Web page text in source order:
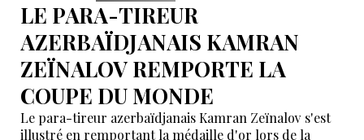
LE PARA-TIREUR
AZERBAÏDJANAIS KAMRAN
ZEÏNALOV REMPORTE LA
COUPE DU MONDE
Le para-tireur azerbaïdjanais Kamran Zeïnalov s'est
illustré en remportant la médaille d'or lors de la